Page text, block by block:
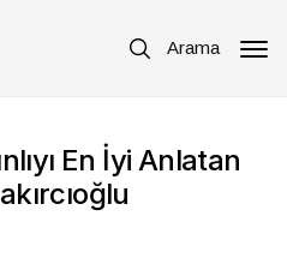
Arama
En İyi Anlatan